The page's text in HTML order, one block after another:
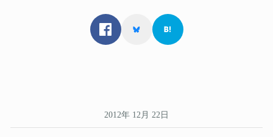
2012年 12月 22日